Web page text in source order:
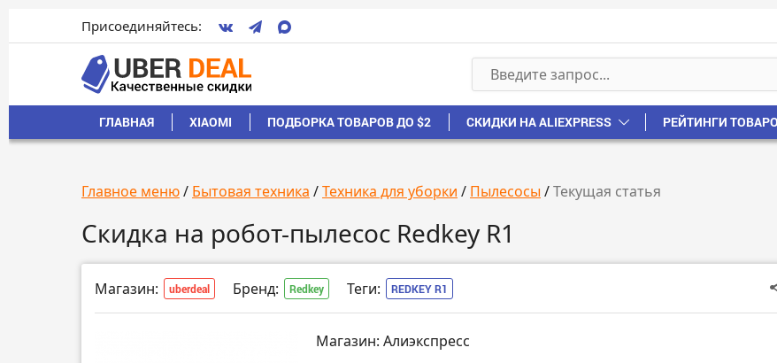
Присоединяйтесь:
ГЛАВНАЯ XIAOMI ПОДБОРКА ТОВАРОВ ДО $2 СКИДКИ НА ALIEXPRESS РЕЙТИНГИ
Главное меню/ Бытовая техника /Техника для уборки / Пылесосы /Текущая статья
Скидка на робот-пылесос Redkey R1
Магазин: uberdeal Бренд: Redkey Теги: REDKEY R1
Магазин: Алиэкспресс